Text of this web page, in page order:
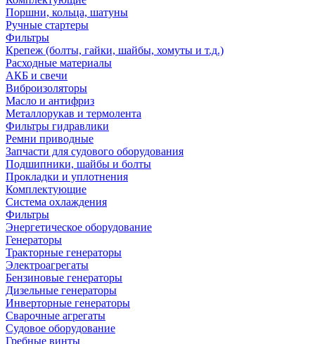
Поршни, кольца, шатуны
Ручные стартеры
Фильтры
Крепеж (болты, гайки, шайбы, хомуты и т.д.)
Расходные материалы
АКБ и свечи
Виброизоляторы
Масло и антифриз
Металлорукав и термолента
Фильтры гидравлики
Ремни приводные
Запчасти для судового оборудования
Подшипники, шайбы и болты
Прокладки и уплотнения
Комплектующие
Система охлаждения
Фильтры
Энергетическое оборудование
Генераторы
Тракторные генераторы
Электроагрегаты
Бензиновые генераторы
Дизельные генераторы
Инверторные генераторы
Сварочные агрегаты
Судовое оборудование
Гребные винты